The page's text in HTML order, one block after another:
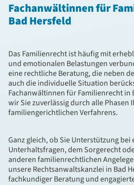
Fachanwältinnen für
Bad Hersfeld
Das Familienrecht ist häufig mit
und emotionalen Belastungen
eine rechtliche Beratung, die neben
auch die individuelle Situation
Fachanwältinnen für Familienrecht in
wir Sie zuverlässig durch alle Phasen
familiengerichtlichen Verfahrens.
Ganz gleich, ob Sie Unterstützung
Unterhaltsfragen, dem Sorgerecht
anderen familienrechtlichen
unsere Rechtsanwaltskanzlei in Bad
fachkundiger Beratung und